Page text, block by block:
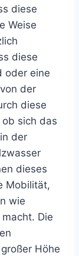
diese
Weise
diese
oder eine
der
diese
ob sich das
der
dieses
Mobilität,
wie
Die
Höhe